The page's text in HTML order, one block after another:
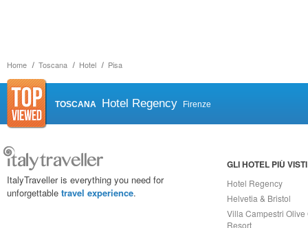
Home Toscana Hotel Pisa
TOSCANA Hotel Regency Firenze
ItalyTraveller is everything you need for
unforgettable travel experience.
GLI HOTEL PIÙ VISTI
Hotel Regency
Helvetia & Bristol
Villa Campestri Olive
Resort